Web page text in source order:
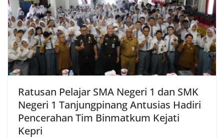
Ratusan Pelajar SMA Negeri 1 dan SMK
Negeri 1 Tanjungpinang Antusias Hadiri
Pencerahan Tim Binmatkum Kejati
Kepri